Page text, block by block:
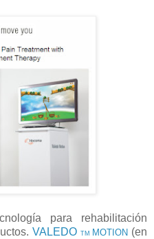
para rehabilitación
VALEDO TM MOTION (en